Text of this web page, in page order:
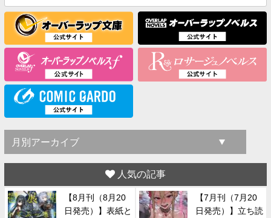
人気の記事
【8月刊（8月20
日発売）】表紙と
【7月刊（7月20
日発売）】立ち読